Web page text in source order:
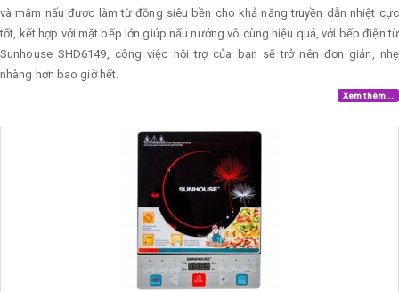
và mâm nấu được làm từ đồng siêu bền cho khả năng truyền dẫn nhiệt cực
tốt, kết hợp với mặt bếp lớn giúp nấu nướng vô cùng hiệu quả, với bếp điện từ
Sunhouse SHD6149, công việc nội trợ của bạn sẽ trở nên đơn giản, nhẹ
nhàng hơn bao giờ hết.
Xem thêm...